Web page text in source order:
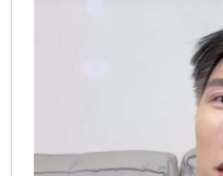
獄」，但創作團隊以佛
從，讓佛法走入人間。